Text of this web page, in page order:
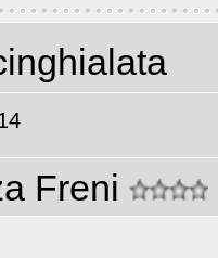
Freni